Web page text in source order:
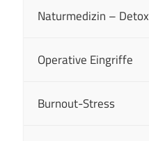
Naturmedizin – Detox
Operative Eingriffe
Burnout-Stress